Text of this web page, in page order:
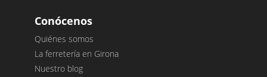
Conócenos
Quiénes somos
La ferretería en Girona
Nuestro blog